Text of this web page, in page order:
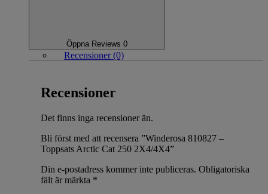
Öppna Reviews 0
Recensioner (0)
Recensioner
Det finns inga recensioner än.
Bli först med att recensera ”Winderosa 810827 –
Toppsats Arctic Cat 250 2X4/4X4”
Din e-postadress kommer inte publiceras. Obligatoriska
fält är märkta *